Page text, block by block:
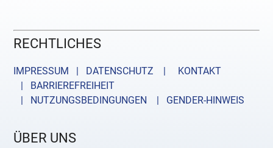
RECHTLICHES
IMPRESSUM | DATENSCHUTZ |
KONTAKT
| BARRIEREFREIHEIT
| NUTZUNGSBEDINGUNGEN
| GENDER-HINWEIS
ÜBER UNS